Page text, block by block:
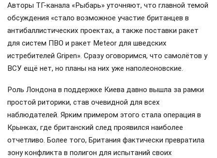
Авторы ТГ-канала «Рыбарь» уточняют, что главной темой
обсуждения «стало возможное участие британцев в
антибаллистических проектах, а также поставки ракет
для систем ПВО и ракет Meteor для шведских
истребителей Gripen». Сразу оговоримся, что самолётов у
ВСУ ещё нет, но планы на них уже наполеоновские.
Роль Лондона в поддержке Киева давно вышла за рамки
простой риторики, став очевидной для всех
наблюдателей. Ярким примером этого стала операция в
Крынках, где британский след проявился наиболее
отчетливо. Более того, Британия фактически превратила
зону конфликта в полигон для испытаний своих